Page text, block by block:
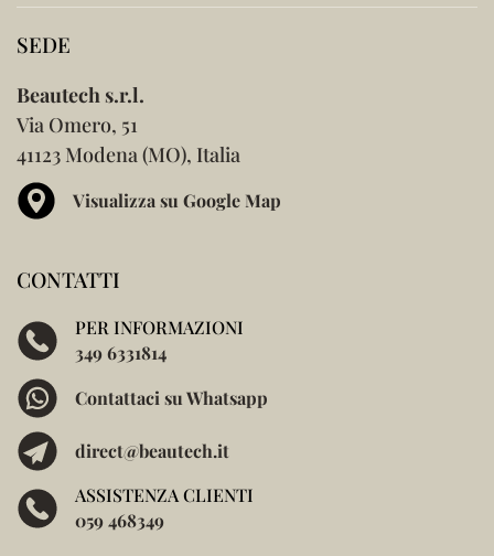
SEDE
Beautech s.r.l.
Via Omero, 51
41123 Modena (MO), Italia
Visualizza su Google Map
CONTATTI
PER INFORMAZIONI
349 6331814
Contattaci su Whatsapp
direct@beautech.it
ASSISTENZA CLIENTI
059 468349